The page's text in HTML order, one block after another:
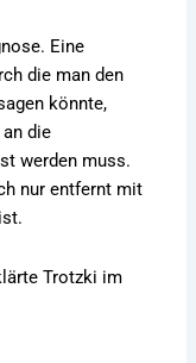
Eine
die man den
könnte,
die
werden muss.
nur entfernt mit
Trotzki im